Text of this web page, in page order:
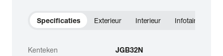
Specificaties Exterieur Interieur Infotainment
Kenteken
JGB32N